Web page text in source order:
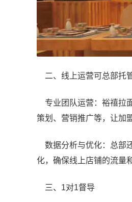
二、线上运营可总部托
专业团队运营：裕禧拉
策划、营销推广等，让加
数据分析与优化：总部
化，确保线上店铺的流量
三、1对1督导